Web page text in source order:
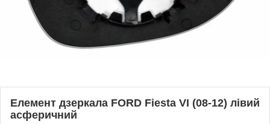
Елемент дзеркала FORD Fiesta VI (08-12) лівий
асферичний